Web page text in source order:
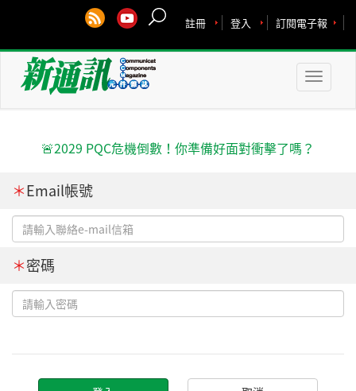
訂閱電子報
登入
註冊
Toggle
🚨2029 PQC危機倒數！你準備好面對衝擊了嗎？
＊Email帳號
＊密碼